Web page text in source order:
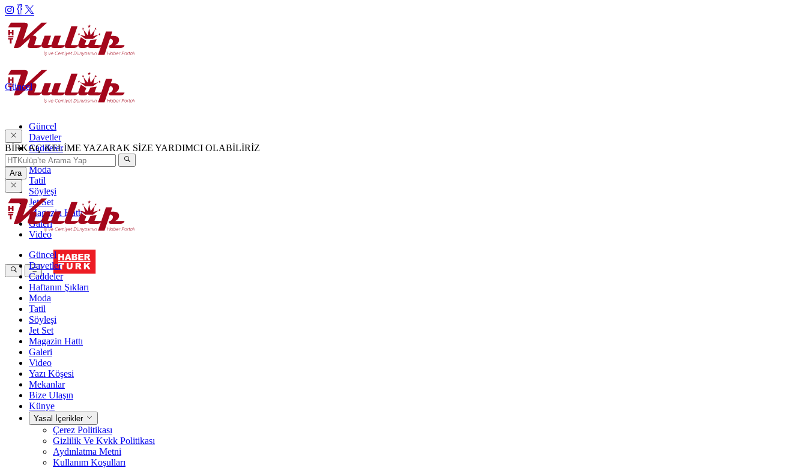
Güncel
Davetler
Caddeler
Haftanın Şıkları
Moda
Tatil
Söyleşi
Jet Set
Magazin Hattı
Galeri
Video
Güncel
BİRKAÇ KELİME YAZARAK SİZE YARDIMCI OLABİLİRİZ
Ara
Güncel
Davetler
Caddeler
Haftanın Şıkları
Moda
Tatil
Söyleşi
Jet Set
Magazin Hattı
Galeri
Video
Yazı Köşesi
Mekanlar
Bize Ulaşın
Künye
Yasal İçerikler
Çerez Politikası
Gizlilik Ve Kvkk Politikası
Aydınlatma Metni
Kullanım Koşulları